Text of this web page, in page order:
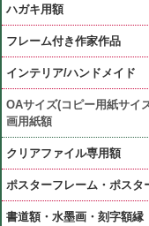
ハガキ用額
フレーム付き作家作品
インテリア/ハンドメイド
OAサイズ(コピー用紙サイ
画用紙額
クリアファイル専用額
ポスターフレーム・ポスタ
書道額・水墨画・刻字額縁